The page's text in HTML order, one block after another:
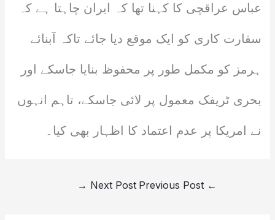
عباس عراقچی کا کہنا تھا کہ ایران چاہتا ہے کہ
سفارت کاری کو ایک موقع دیا جائے تاکہ آبنائے
ہرمز کو مکمل طور پر محفوظ بنایا جاسکے اور
بحری ٹریفک معمول پر لائی جاسکے، تاہم انہوں
نے امریکا پر عدم اعتماد کا اظہار بھی کیا۔
←
Next Post
→